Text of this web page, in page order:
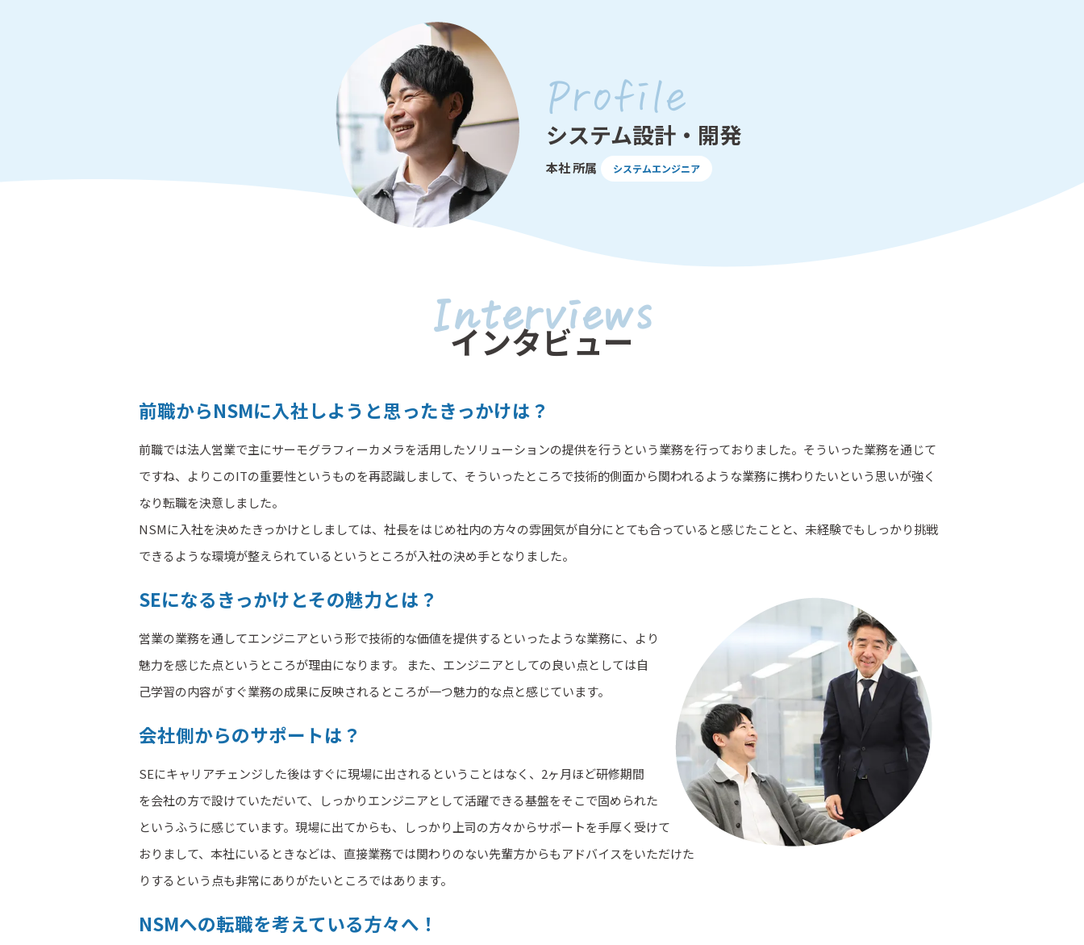
Profile
システム設計・開発
本社 所属 システムエンジニア
インタビュー
Interviews
前職からNSMに入社しようと思ったきっかけは？
前職では法人営業で主にサーモグラフィーカメラを活用したソリューションの提供を行うという業務を行っておりました。そういった業務を通じて
ですね、よりこのITの重要性というものを再認識しまして、そういったところで技術的側面から関われるような業務に携わりたいという思いが強く
なり転職を決意しました。
NSMに入社を決めたきっかけとしましては、社長をはじめ社内の方々の雰囲気が自分にとても合っていると感じたことと、未経験でもしっかり挑戦
できるような環境が整えられているというところが入社の決め手となりました。
SEになるきっかけとその魅力とは？
営業の業務を通してエンジニアという形で技術的な価値を提供するといったような業務に、より
魅力を感じた点というところが理由になります。 また、エンジニアとしての良い点としては自
己学習の内容がすぐ業務の成果に反映されるところが一つ魅力的な点と感じています。
会社側からのサポートは？
SEにキャリアチェンジした後はすぐに現場に出されるということはなく、2ヶ月ほど研修期間
を会社の方で設けていただいて、しっかりエンジニアとして活躍できる基盤をそこで固められた
というふうに感じています。現場に出てからも、しっかり上司の方々からサポートを手厚く受けて
おりまして、本社にいるときなどは、直接業務では関わりのない先輩方からもアドバイスをいただけた
りするという点も非常にありがたいところではあります。
NSMへの転職を考えている方々へ！